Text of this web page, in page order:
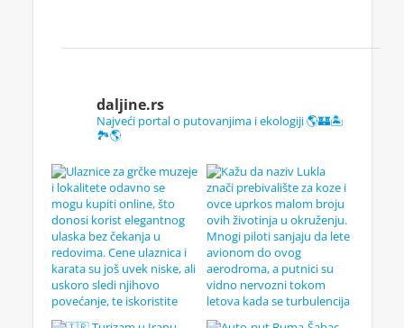
daljine.rs
Najveći portal o putovanjima i ekologiji 🌎🏰🏝️
🏞️🌎